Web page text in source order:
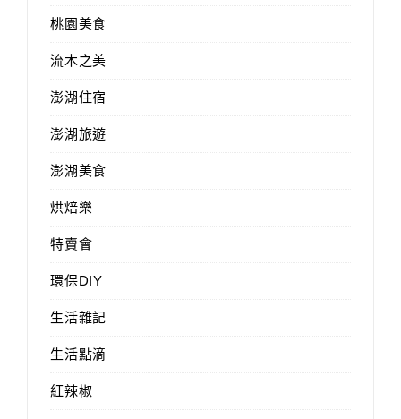
桃園美食
流木之美
澎湖住宿
澎湖旅遊
澎湖美食
烘焙樂
特賣會
環保DIY
生活雜記
生活點滴
紅辣椒